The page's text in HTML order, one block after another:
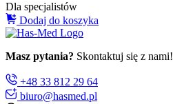
Dla specjalistów
Dodaj do koszyka
Masz pytania? Skontaktuj się z nami!
+48 33 812 29 64
biuro@hasmed.pl